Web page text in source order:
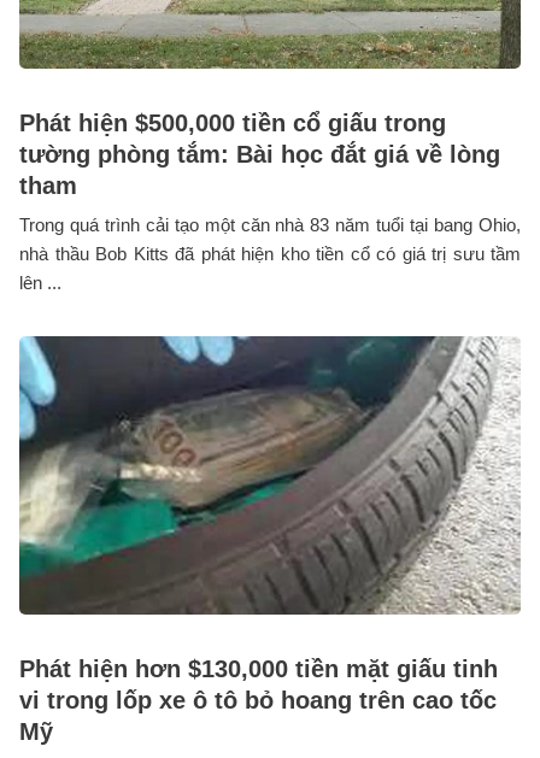
Phát hiện $500,000 tiền cổ giấu trong
tường phòng tắm: Bài học đắt giá về lòng
tham
Trong quá trình cải tạo một căn nhà 83 năm tuổi tại bang Ohio,
nhà thầu Bob Kitts đã phát hiện kho tiền cổ có giá trị sưu tầm
lên ...
Phát hiện hơn $130,000 tiền mặt giấu tinh
vi trong lốp xe ô tô bỏ hoang trên cao tốc
Mỹ